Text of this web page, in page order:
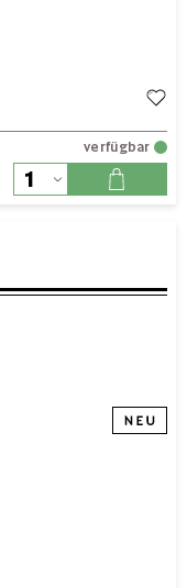
verfügbar